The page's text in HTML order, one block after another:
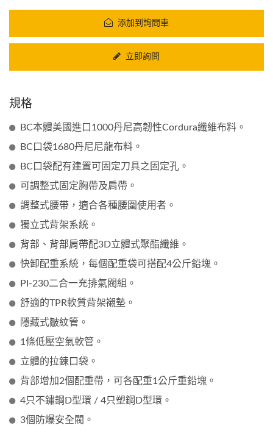
添加到詢問車
立即詢問
規格
BC本體美國進口1000丹尼高韌性Cordura纖維布料。
BC口袋1680丹尼尼龍布料。
BC口袋配有建置可固定刀具之固定孔。
可調整式固定胸帶及肩帶。
調整式腰帶，適合各種腰圍使用者。
獨立式背架系統。
背部、背部肩帶配3D立體式聚酯纖維。
快卸配重系統，每個配重袋可搭配4公斤鉛塊。
PI-230二合一充排氣閥組。
舒適的TPR軟質背架襯墊。
隱藏式皺紋管。
1條低壓空氣軟管。
立體的拉鍊口袋。
背部增加2個配重帶，可各配重1公斤重鉛塊。
4只不鏽鋼D型環 / 4只塑鋼D型環。
3個防爆安全閥。